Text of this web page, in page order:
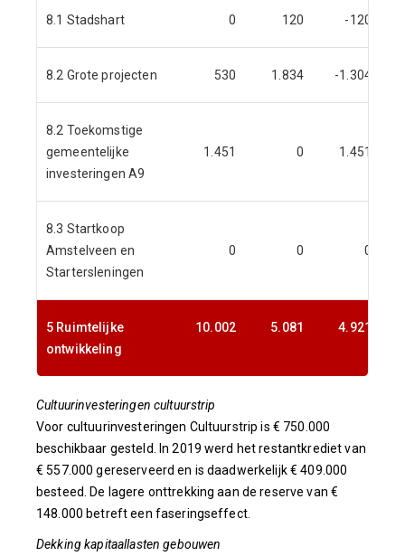
8.1 Stadshart 0 120 -120
8.2 Grote projecten 530 1.834 -1.304
8.2 Toekomstige
gemeentelijke
investeringen A9
1.451 0 1.451
8.3 Startkoop
Amstelveen en
Startersleningen
0 0 0
5 Ruimtelijke
ontwikkeling
10.002 5.081 4.921
Cultuurinvesteringen cultuurstrip
Voor cultuurinvesteringen Cultuurstrip is € 750.000
beschikbaar gesteld. In 2019 werd het restantkrediet van
€ 557.000 gereserveerd en is daadwerkelijk € 409.000
besteed. De lagere onttrekking aan de reserve van €
148.000 betreft een faseringseffect.
Dekking kapitaallasten gebouwen